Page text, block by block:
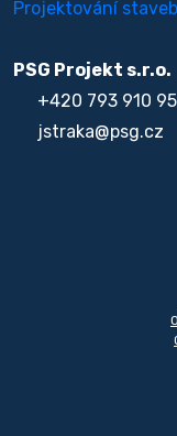
Projektování staveb
PSG Projekt s.r.o.
+420 793 910
jstraka@psg.cz